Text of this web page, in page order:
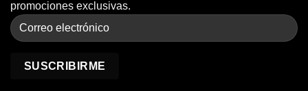
promociones exclusivas.